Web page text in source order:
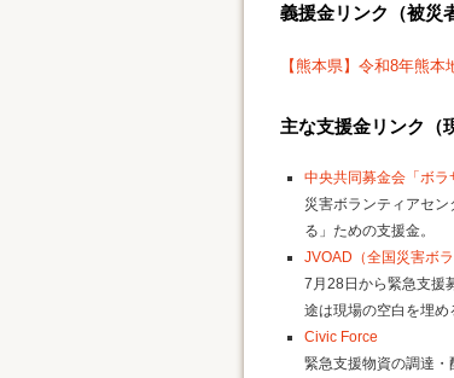
義援金リンク（被災
【熊本県】令和8年熊
主な支援金リンク（
中央共同募金会「ボラ
災害ボランティアセ
る」ための支援金。
JVOAD（全国災害ボ
7月28日から緊急支援
途は現場の空白を埋め
Civic Force
緊急支援物資の調達・